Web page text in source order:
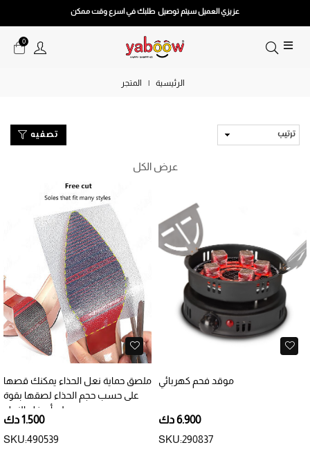
عزيزي العميل سيتم توصيل طلبك في اسرع وقت ممكن
0
الرئيسية | المتجر
تصفيه
عرض الكل
موقد فحم كهربائي
6.900 دك
SKU:290837
ملصق حماية نعل الحذاء يمكنك قصها
على حسب حجم الحذاء لصقها بقوة
على أسفل النعل
1.500 دك
SKU:490539